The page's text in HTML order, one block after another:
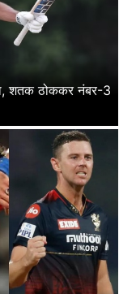
शतक ठोककर नंबर-3